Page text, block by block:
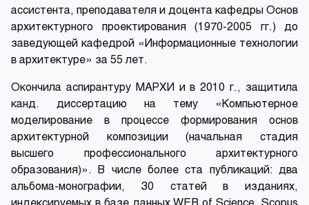
ассистента, преподавателя и доцента кафедры Основ
архитектурного проектирования (1970-2005 гг.) до
заведующей кафедрой «Информационные технологии
в архитектуре» за 55 лет.
Окончила аспирантуру МАРХИ и в 2010 г., защитила
канд. диссертацию на тему «Компьютерное
моделирование в процессе формирования основ
архитектурной композиции (начальная стадия
высшего профессионального архитектурного
образования)». В числе более ста публикаций: два
альбома-монографии, 30 статей в изданиях,
индексируемых в базе данных WEB of Science, Scopus